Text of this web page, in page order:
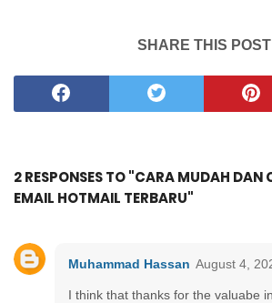
SHARE THIS POST
2 RESPONSES TO "CARA MUDAH DAN
EMAIL HOTMAIL TERBARU"
Muhammad Hassan August 4,
I think that thanks for the valuabe